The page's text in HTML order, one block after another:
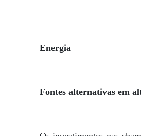
Energia
Fontes alternativas em